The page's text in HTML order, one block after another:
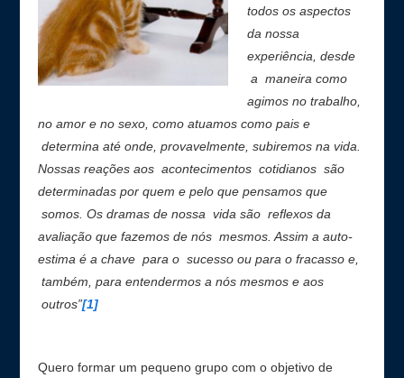
todos os aspectos
da nossa
experiência, desde
a maneira como
agimos no trabalho,
no amor e no sexo, como atuamos como pais e
determina até onde, provavelmente, subiremos na vida.
Nossas reações aos acontecimentos cotidianos são
determinadas por quem e pelo que pensamos que
somos. Os dramas de nossa vida são reflexos da
avaliação que fazemos de nós mesmos. Assim a auto-
estima é a chave para o sucesso ou para o fracasso e,
também, para entendermos a nós mesmos e aos
outros”[1]
Quero formar um pequeno grupo com o objetivo de